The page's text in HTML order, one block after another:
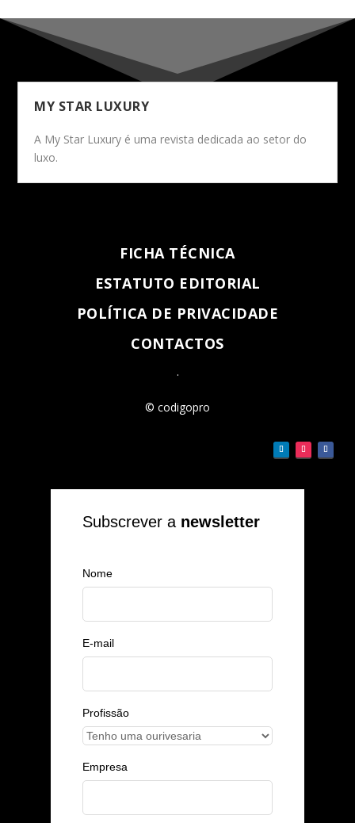
MY STAR LUXURY
A My Star Luxury é uma revista dedicada ao setor do
luxo.
FICHA TÉCNICA
ESTATUTO EDITORIAL
POLÍTICA DE PRIVACIDADE
CONTACTOS
.
© codigopro
Subscrever a newsletter
Nome
E-mail
Profissão
Empresa